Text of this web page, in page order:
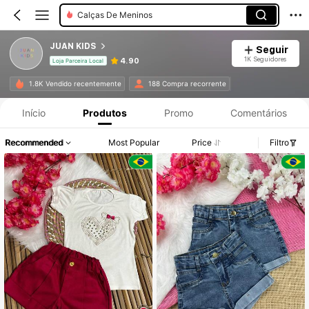
Calças De Meninos
JUAN KIDS
Loja Parceira Local 4.90
Seguir
1K Seguidores
1.8K Vendido recentemente 188 Compra recorrente
Início Produtos Promo Comentários
Recommended Most Popular Price Filtro